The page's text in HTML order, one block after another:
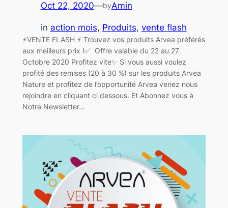
Oct 22, 2020—byAmin
in action mois, Produits, vente flash
⚡VENTE FLASH ⚡ Trouvez vos produits Arvea préférés
aux meilleurs prix !✅ Offre valable du 22 au 27
Octobre 2020 Profitez vite✨ Si vous aussi voulez
profité des remises (20 à 30 %) sur les produits Arvea
Nature et profitez de l’opportunité Arvea venez nous
rejoindre en cliquant ci dessous. Et Abonnez vous à
Notre Newsletter…